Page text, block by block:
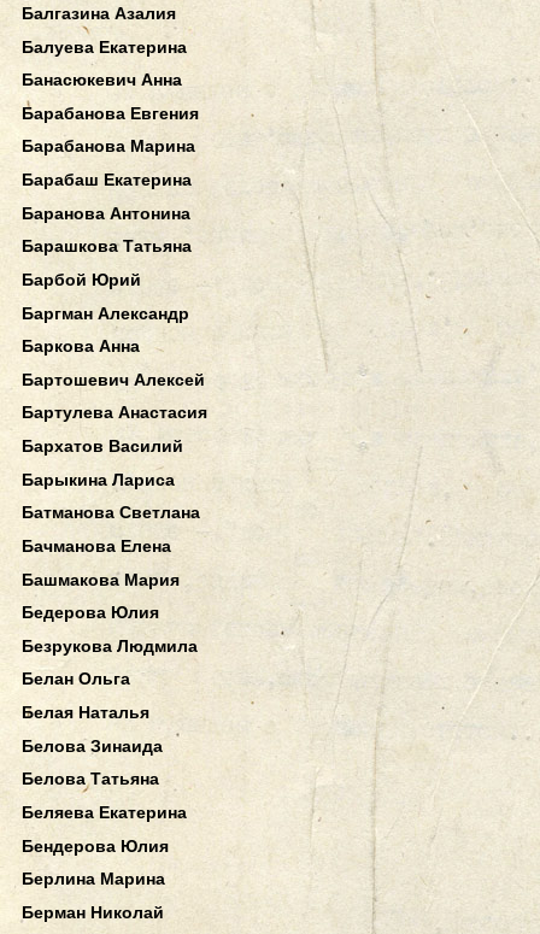
Балгазина Азалия
Балуева Екатерина
Банасюкевич Анна
Барабанова Евгения
Барабанова Марина
Барабаш Екатерина
Баранова Антонина
Барашкова Татьяна
Барбой Юрий
Баргман Александр
Баркова Анна
Бартошевич Алексей
Бартулева Анастасия
Бархатов Василий
Барыкина Лариса
Батманова Светлана
Бачманова Елена
Башмакова Мария
Бедерова Юлия
Безрукова Людмила
Белан Ольга
Белая Наталья
Белова Зинаида
Белова Татьяна
Беляева Екатерина
Бендерова Юлия
Берлина Марина
Берман Николай